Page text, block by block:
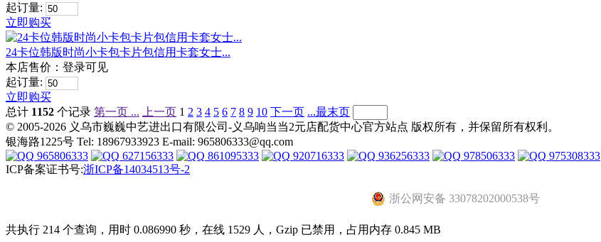
起订量:
立即购买
24卡位韩版时尚小卡包卡片包信用卡套女士...
本店售价： 登录可见
起订量:
立即购买
总计 1152 个记录 第一页 ... 上一页 1 2 3 4 5 6 7 8 9 10 下一页 ...最末页
© 2005-2026 义乌市巍巍中艺进出口有限公司-义乌响当当2元店配货中心官方站点 版权所有，并保留所有权利。
银海路1225号 Tel: 18967933923 E-mail: 965806333@qq.com
965806333
627156333 861095333 920716333 936256333 978506333 975308333
ICP备案证书号:浙ICP备14034513号-2
浙公网安备 33078202000538号
共执行 214 个查询，用时 0.086990 秒，在线 1529 人，Gzip 已禁用，占用内存 0.845 MB